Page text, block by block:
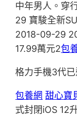
中年男人。穿
29 寶駿全新
2018-09-29
17.99萬元2包
格力手機3代
包養網 甜心寶
式封閉iOS 12